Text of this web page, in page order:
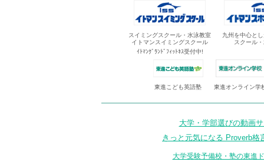
スイミングスクール・水泳教室
イトマンスイミングスクール
ｲﾄﾏﾝｸﾞﾗﾝﾄﾞﾌｨｯﾄﾈｽ受付中!
九州を中心と
スクール
東進こども英語塾 東進オンライン学
大学・学部選びの動画
きっと元気になる Proverb格
大学受験予備校・塾の東進